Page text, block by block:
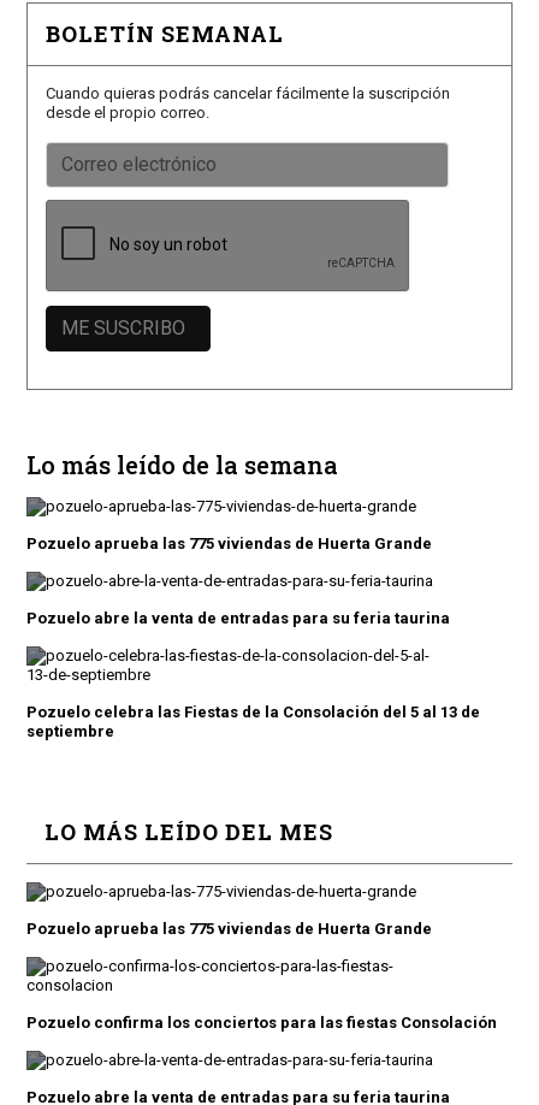
BOLETÍN SEMANAL
Cuando quieras podrás cancelar fácilmente la suscripción
desde el propio correo.
Lo más leído de la semana
Pozuelo aprueba las 775 viviendas de Huerta Grande
Pozuelo abre la venta de entradas para su feria taurina
Pozuelo celebra las Fiestas de la Consolación del 5 al 13 de
septiembre
LO MÁS LEÍDO DEL MES
Pozuelo aprueba las 775 viviendas de Huerta Grande
Pozuelo confirma los conciertos para las fiestas Consolación
Pozuelo abre la venta de entradas para su feria taurina